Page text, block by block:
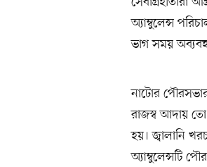
অ্যাম্বুলেন্স
ভাগ সময়
নাটোর
রাজস্ব আদায়
হয়। জ্বালানি
অ্যাম্বুলেন্সটি